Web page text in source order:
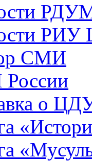
РИУ
СМИ
о